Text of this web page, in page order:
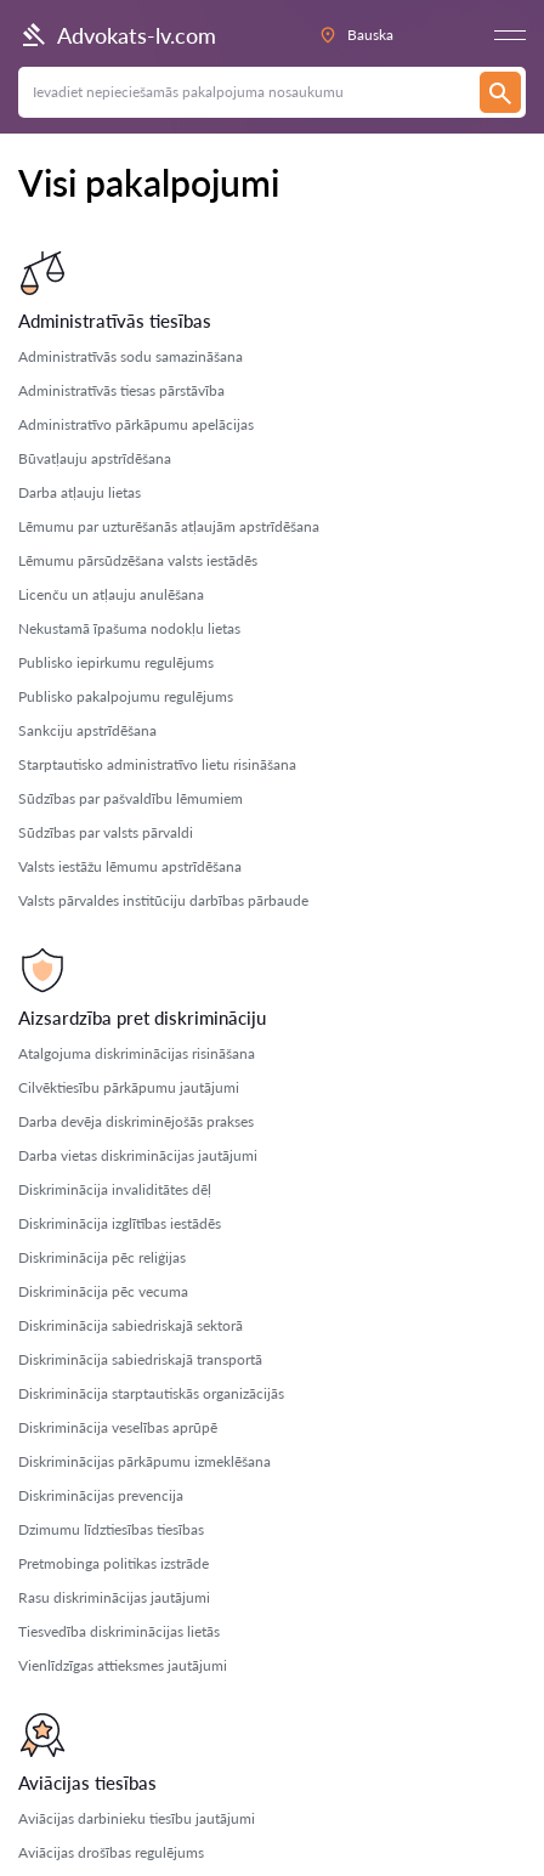
Advokats-lv.com Bauska
Visi pakalpojumi
Administratīvās tiesības
Administratīvās sodu samazināšana
Administratīvās tiesas pārstāvība
Administratīvo pārkāpumu apelācijas
Būvatļauju apstrīdēšana
Darba atļauju lietas
Lēmumu par uzturēšanās atļaujām apstrīdēšana
Lēmumu pārsūdzēšana valsts iestādēs
Licenču un atļauju anulēšana
Nekustamā īpašuma nodokļu lietas
Publisko iepirkumu regulējums
Publisko pakalpojumu regulējums
Sankciju apstrīdēšana
Starptautisko administratīvo lietu risināšana
Sūdzības par pašvaldību lēmumiem
Sūdzības par valsts pārvaldi
Valsts iestāžu lēmumu apstrīdēšana
Valsts pārvaldes institūciju darbības pārbaude
Aizsardzība pret diskrimināciju
Atalgojuma diskriminācijas risināšana
Cilvēktiesību pārkāpumu jautājumi
Darba devēja diskriminējošās prakses
Darba vietas diskriminācijas jautājumi
Diskriminācija invaliditātes dēļ
Diskriminācija izglītības iestādēs
Diskriminācija pēc reliģijas
Diskriminācija pēc vecuma
Diskriminācija sabiedriskajā sektorā
Diskriminācija sabiedriskajā transportā
Diskriminācija starptautiskās organizācijās
Diskriminācija veselības aprūpē
Diskriminācijas pārkāpumu izmeklēšana
Diskriminācijas prevencija
Dzimumu līdztiesības tiesības
Pretmobinga politikas izstrāde
Rasu diskriminācijas jautājumi
Tiesvedība diskriminācijas lietās
Vienlīdzīgas attieksmes jautājumi
Aviācijas tiesības
Aviācijas darbinieku tiesību jautājumi
Aviācijas drošības regulējums